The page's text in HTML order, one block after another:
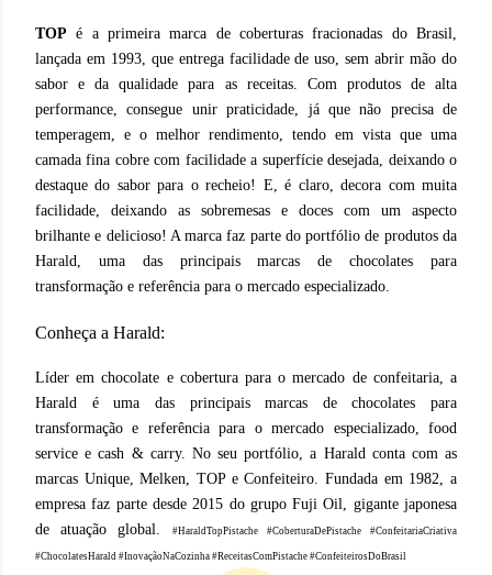
TOP é a primeira marca de coberturas fracionadas do Brasil,
lançada em 1993, que entrega facilidade de uso, sem abrir mão do
sabor e da qualidade para as receitas. Com produtos de alta
performance, consegue unir praticidade, já que não precisa de
temperagem, e o melhor rendimento, tendo em vista que uma
camada fina cobre com facilidade a superfície desejada, deixando o
destaque do sabor para o recheio! E, é claro, decora com muita
facilidade, deixando as sobremesas e doces com um aspecto
brilhante e delicioso! A marca faz parte do portfólio de produtos da
Harald, uma das principais marcas de chocolates para
transformação e referência para o mercado especializado.
Conheça a Harald:
Líder em chocolate e cobertura para o mercado de confeitaria, a
Harald é uma das principais marcas de chocolates para
transformação e referência para o mercado especializado, food
service e cash & carry. No seu portfólio, a Harald conta com as
marcas Unique, Melken, TOP e Confeiteiro. Fundada em 1982, a
empresa faz parte desde 2015 do grupo Fuji Oil, gigante japonesa
de atuação global.
#HaraldTopPistache #CoberturaDePistache #ConfeitariaCriativa
#ChocolatesHarald #InovaçãoNaCozinha #ReceitasComPistache #ConfeiteirosDoBrasil